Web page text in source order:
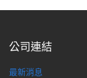
公司連結
最新消息